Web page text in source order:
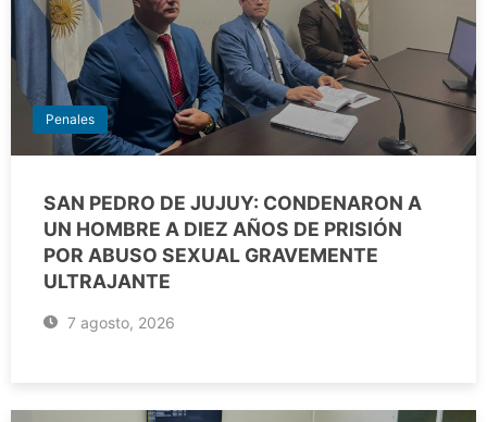
Penales
SAN PEDRO DE JUJUY: CONDENARON A
UN HOMBRE A DIEZ AÑOS DE PRISIÓN
POR ABUSO SEXUAL GRAVEMENTE
ULTRAJANTE
7 agosto, 2026